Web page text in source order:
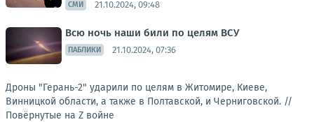
СМИ 21.10.2024, 09:48
Всю ночь наши били по целям ВСУ
ПАБЛИКИ 21.10.2024, 07:36
Дроны "Герань-2" ударили по целям в Житомире, Киеве,
Винницкой области, а также в Полтавской, и Черниговской. //
Повёрнутые на Z войне